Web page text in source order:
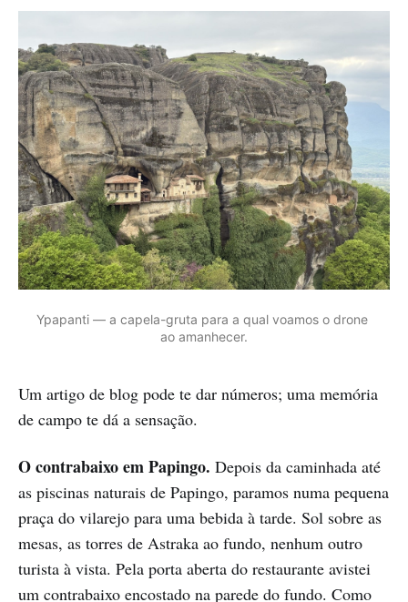
Ypapanti — a capela-gruta para a qual voamos o drone
ao amanhecer.
Um artigo de blog pode te dar números; uma memória
de campo te dá a sensação.
O contrabaixo em Papingo. Depois da caminhada até
as piscinas naturais de Papingo, paramos numa pequena
praça do vilarejo para uma bebida à tarde. Sol sobre as
mesas, as torres de Astraka ao fundo, nenhum outro
turista à vista. Pela porta aberta do restaurante avistei
um contrabaixo encostado na parede do fundo. Como